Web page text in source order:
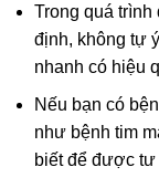
Trong quá trình
định, không tự
nhanh có hiệu
Nếu bạn có
như bệnh tim
biết để được tư